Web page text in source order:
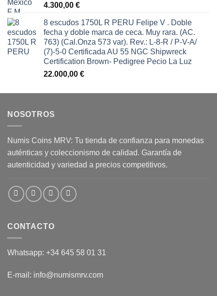
4.300,00 €
8 escudos 1750L R PERU Felipe V . Doble
fecha y doble marca de ceca. Muy rara. (AC.
763) (Cal.Onza 573 var). Rev.: L-8-R / P-V-A/
(7)-5-0 Certificada AU 55 NGC Shipwreck
Certification Brown- Pedigree Pecio La Luz
22.000,00 €
NOSOTROS
Numis Coins MRV: Tu tienda de confianza para monedas
auténticas y coleccionismo de calidad. Garantía de
autenticidad y variedad a precios competitivos.
CONTACTO
Whatsapp: +34 645 58 01 31
E-mail: info@numismrv.com